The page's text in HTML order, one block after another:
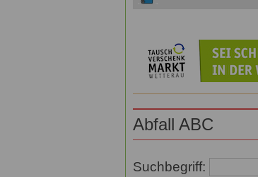
Abfall ABC
Suchbegriff: